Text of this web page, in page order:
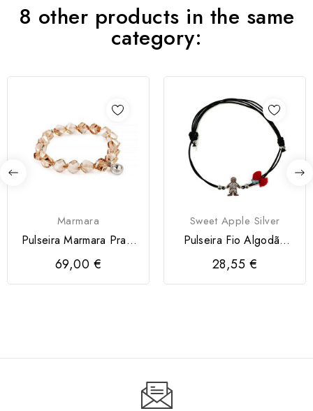
8 other products in the same
category:
Marmara
Pulseira Marmara Prata
925 Swarovski
69,00 €
Sweet Apple Silver
Pulseira Fio Algodão
com 1 Menino em
Prata...
28,55 €